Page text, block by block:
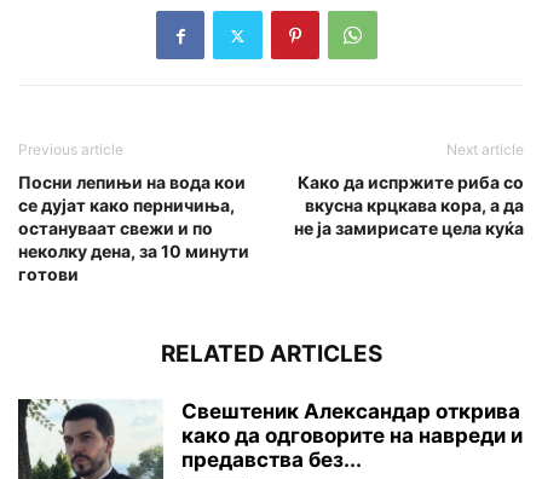
Previous article
Посни лепињи на вода кои
се дујат како перничиња,
остануваат свежи и по
неколку дена, за 10 минути
готови
Next article
Како да испржите риба со
вкусна крцкава кора, а да
не ја замирисате цела куќа
RELATED ARTICLES
Свештеник Александар открива
како да одговорите на навреди и
предавства без...